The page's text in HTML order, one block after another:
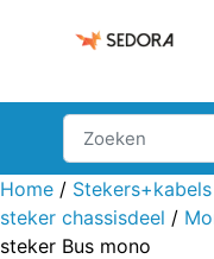
Home / Stekers+kabels
steker chassisdeel /
steker Bus mono